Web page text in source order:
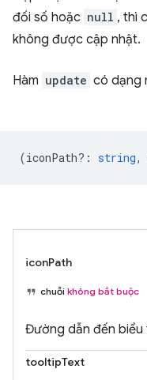
đối số hoặc null , thì
không được cập nhật.
Hàm update có dạng
(iconPath? : string,
iconPath
chuỗi không bắt buộc
Đường dẫn đến
tooltipText